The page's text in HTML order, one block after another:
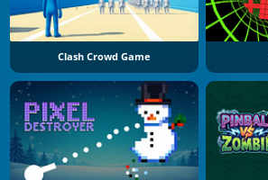
Clash Crowd Game